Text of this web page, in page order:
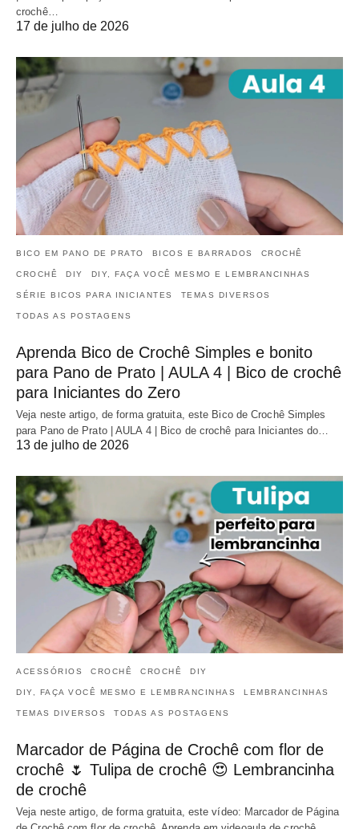
crochê…
17 de julho de 2026
BICO EM PANO DE PRATO BICOS E BARRADOS CROCHÊ
CROCHÊ DIY DIY, FAÇA VOCÊ MESMO E LEMBRANCINHAS
SÉRIE BICOS PARA INICIANTES TEMAS DIVERSOS
TODAS AS POSTAGENS
Aprenda Bico de Crochê Simples e bonito
para Pano de Prato | AULA 4 | Bico de crochê
para Iniciantes do Zero
Veja neste artigo, de forma gratuita, este Bico de Crochê Simples
para Pano de Prato | AULA 4 | Bico de crochê para Iniciantes do…
13 de julho de 2026
ACESSÓRIOS CROCHÊ CROCHÊ DIY
DIY, FAÇA VOCÊ MESMO E LEMBRANCINHAS LEMBRANCINHAS
TEMAS DIVERSOS TODAS AS POSTAGENS
Marcador de Página de Crochê com flor de
crochê 🌷 Tulipa de crochê 😍 Lembrancinha
de crochê
Veja neste artigo, de forma gratuita, este vídeo: Marcador de Página